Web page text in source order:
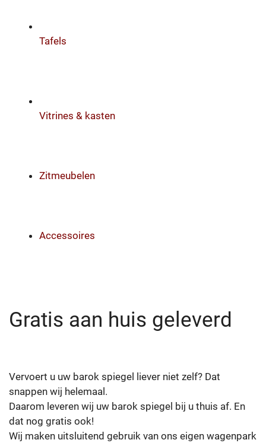
Tafels
Vitrines & kasten
Zitmeubelen
Accessoires
Gratis aan huis geleverd
Vervoert u uw barok spiegel liever niet zelf? Dat
snappen wij helemaal.
Daarom leveren wij uw barok spiegel bij u thuis af. En
dat nog gratis ook!
Wij maken uitsluitend gebruik van ons eigen wagenpark